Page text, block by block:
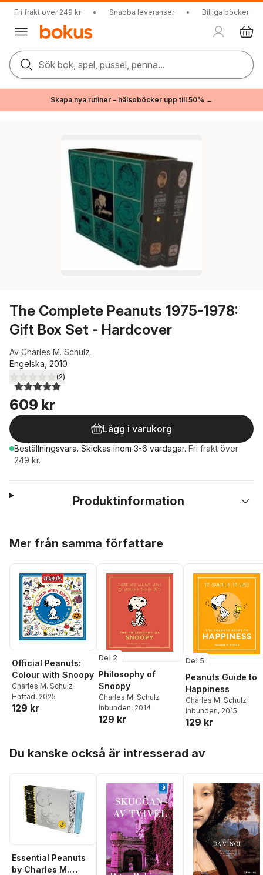
Fri frakt över 249 kr • Snabba leveranser • Billiga böcker
Sök bok, spel, pussel, penna...
Skapa nya rutiner – hälsoböcker upp till 50% →
The Complete Peanuts 1975-1978:
Gift Box Set - Hardcover
Av Charles M. Schulz
Engelska, 2010
5,0utav 5 stjärnor. Totalt antal röster:
(2)
609 kr
Lägg i varukorg
Beställningsvara. Skickas inom 3-6 vardagar. Fri frakt över
249 kr.
Produktinformation
Mer från samma författare
Official Peanuts:
Colour with Snoopy
Charles M. Schulz
Häftad, 2025
129 kr
Del 2
Philosophy of
Snoopy
Charles M. Schulz
Inbunden, 2014
129 kr
Del 5
Peanuts Guide to
Happiness
Charles M. Schulz
Inbunden, 2015
129 kr
Du kanske också är intresserad av
Essential Peanuts
by Charles M.